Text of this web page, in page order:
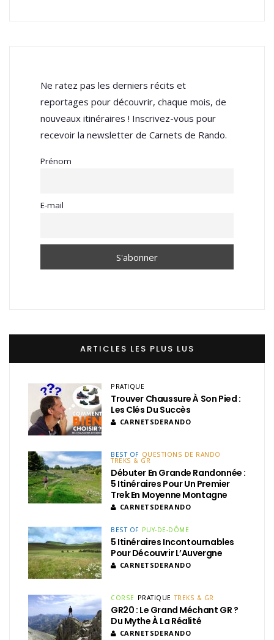
Ne ratez pas les derniers récits et
reportages pour découvrir, chaque mois, de
nouveaux itinéraires ! Inscrivez-vous pour
recevoir la newsletter de Carnets de Rando.
Prénom
E-mail
ARTICLES LES PLUS LUS
PRATIQUE
Trouver Chaussure À Son Pied :
Les Clés Du Succès
CARNETSDERANDO
BEST OF QUESTIONS DE RANDO
TREKS & GR
Débuter En Grande Randonnée :
5 Itinéraires Pour Un Premier
Trek En Moyenne Montagne
CARNETSDERANDO
BEST OF PUY-DE-DÔME
5 Itinéraires Incontournables
Pour Découvrir L’Auvergne
CARNETSDERANDO
CORSE PRATIQUE TREKS & GR
GR20 : Le Grand Méchant GR ?
Du Mythe À La Réalité
CARNETSDERANDO